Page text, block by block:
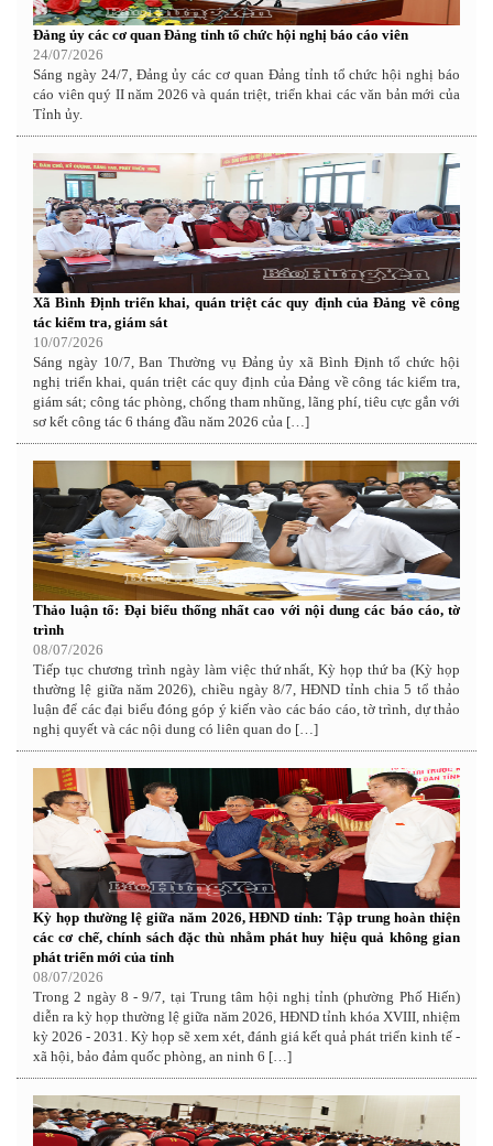
Đảng ủy các cơ quan Đảng tỉnh tổ chức hội nghị báo cáo viên
24/07/2026
Sáng ngày 24/7, Đảng ủy các cơ quan Đảng tỉnh tổ chức hội nghị báo
cáo viên quý II năm 2026 và quán triệt, triển khai các văn bản mới của
Tỉnh ủy.
Xã Bình Định triển khai, quán triệt các quy định của Đảng về công
tác kiểm tra, giám sát
10/07/2026
Sáng ngày 10/7, Ban Thường vụ Đảng ủy xã Bình Định tổ chức hội
nghị triển khai, quán triệt các quy định của Đảng về công tác kiểm tra,
giám sát; công tác phòng, chống tham nhũng, lãng phí, tiêu cực gắn với
sơ kết công tác 6 tháng đầu năm 2026 của […]
Thảo luận tổ: Đại biểu thống nhất cao với nội dung các báo cáo, tờ
trình
08/07/2026
Tiếp tục chương trình ngày làm việc thứ nhất, Kỳ họp thứ ba (Kỳ họp
thường lệ giữa năm 2026), chiều ngày 8/7, HĐND tỉnh chia 5 tổ thảo
luận để các đại biểu đóng góp ý kiến vào các báo cáo, tờ trình, dự thảo
nghị quyết và các nội dung có liên quan do […]
Kỳ họp thường lệ giữa năm 2026, HĐND tỉnh: Tập trung hoàn thiện
các cơ chế, chính sách đặc thù nhằm phát huy hiệu quả không gian
phát triển mới của tỉnh
08/07/2026
Trong 2 ngày 8 - 9/7, tại Trung tâm hội nghị tỉnh (phường Phố Hiến)
diễn ra kỳ họp thường lệ giữa năm 2026, HĐND tỉnh khóa XVIII, nhiệm
kỳ 2026 - 2031. Kỳ họp sẽ xem xét, đánh giá kết quả phát triển kinh tế -
xã hội, bảo đảm quốc phòng, an ninh 6 […]